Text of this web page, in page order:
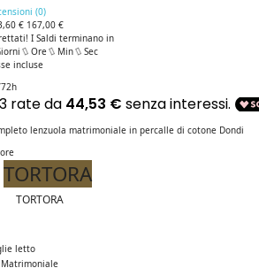
(0)
€ 167,00 €
I Saldi terminano in
Ore Min
Sec
incluse
lenzuola matrimoniale in percalle di cotone Dondi
TORTORA
TORTORA
letto
Matrimoniale